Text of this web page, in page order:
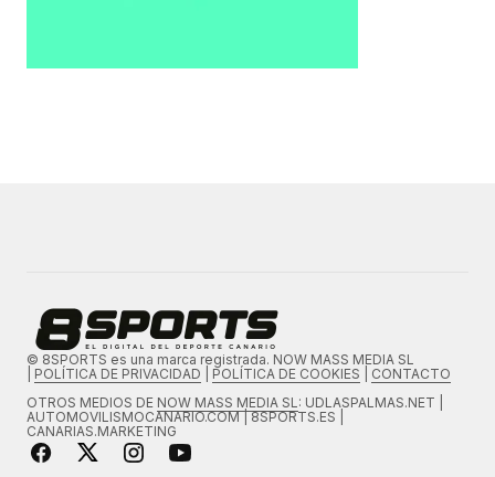
© 8SPORTS es una marca registrada. NOW MASS MEDIA SL
POLÍTICA DE PRIVACIDAD POLÍTICA DE COOKIES
CONTACTO
OTROS MEDIOS DE NOW MASS MEDIA SL : UDLASPALMAS.NET |
AUTOMOVILISMOCANARIO.COM | 8SPORTS.ES |
CANARIAS.MARKETING